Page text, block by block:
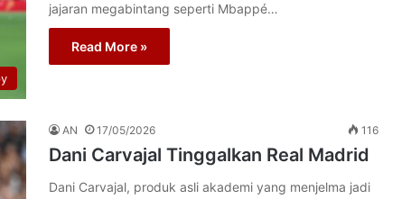
jajaran megabintang seperti Mbappé…
Read More »
AN 17/05/2026 116
Dani Carvajal Tinggalkan Real Madrid
Dani Carvajal, produk asli akademi yang menjelma jadi